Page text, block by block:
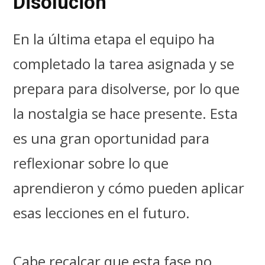
En la última etapa el equipo ha
completado la tarea asignada y se
prepara para disolverse, por lo que
la nostalgia se hace presente. Esta
es una gran oportunidad para
reflexionar sobre lo que
aprendieron y cómo pueden aplicar
esas lecciones en el futuro.